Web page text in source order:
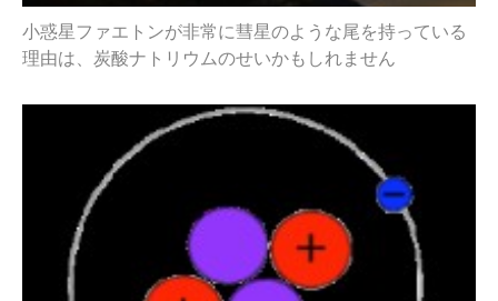
小惑星ファエトンが非常に彗星のような尾を持っている
理由は、炭酸ナトリウムのせいかもしれません